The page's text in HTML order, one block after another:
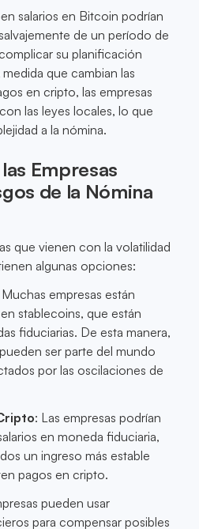
salarios en Bitcoin podrían
de un período de
su planificación
que cambian las
en cripto, las empresas
las leyes locales, lo que
a la nómina.
Empresas
de la Nómina
que vienen con la volatilidad
algunas opciones:
Muchas empresas están
stablecoins, que están
fiduciarias. De esta manera,
ser parte del mundo
por las oscilaciones de
: Las empresas podrían
en moneda fiduciaria,
un ingreso más estable
pagos en cripto.
pueden usar
para compensar posibles